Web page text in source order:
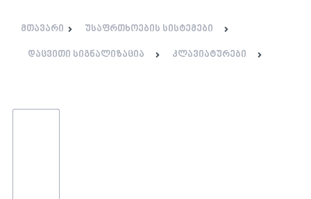
მთავარი უსაფრთხოების სისტემები
დაცვითი სიგნალიზაცია კლავიატურები